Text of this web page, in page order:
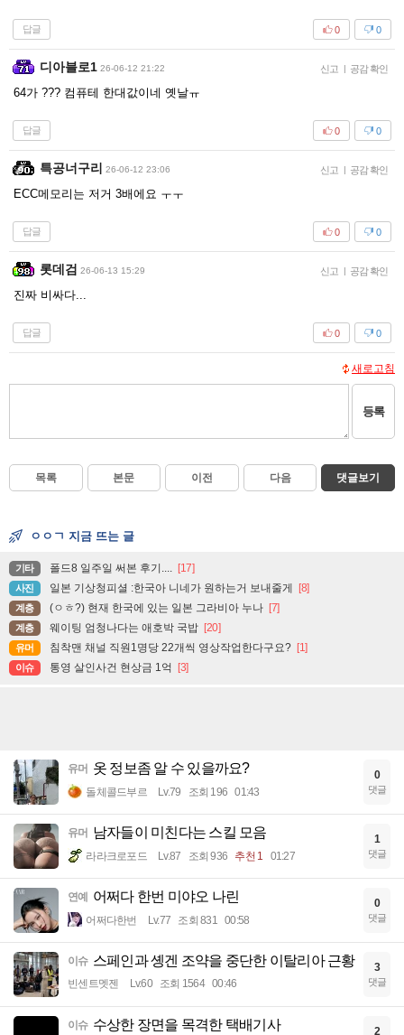
답글 0
0
디아블로1 26-06-12 21:22 신고 | 공감 확인
64가 ??? 컴퓨테 한대값이네 옛날ㅠ
답글 0
0
특공너구리 26-06-12 23:06 신고 | 공감 확인
ECC메모리는 저거 3배에요 ㅜㅜ
답글 0
0
롯데검 26-06-13 15:29 신고 | 공감 확인
진짜 비싸다...
답글 0
0
새로고침
등록
목록 본문 이전 다음 댓글보기
ㅇㅇㄱ 지금 뜨는 글
기타 폴드8 일주일 써본 후기.... [17]
사진 일본 기상청피셜 :한국아 니네가 원하는거 보내줄게 [8]
계층 (ㅇㅎ?) 현재 한국에 있는 일본 그라비아 누나 [7]
계층 웨이팅 엄청나다는 애호박 국밥 [20]
유머 침착맨 채널 직원1명당 22개씩 영상작업한다구요? [1]
이슈 통영 살인사건 현상금 1억 [3]
유머 옷 정보좀 알 수 있을까요?
돌체콜드부르 Lv.79 조회 196 01:43
0
댓글
유머 남자들이 미친다는 스킬 모음
라라크로포드 Lv.87 조회 936 추천 1 01:27
1
댓글
연예 어쩌다 한번 미야오 나린
어쩌다한번 Lv.77 조회 831 00:58
0
댓글
이슈 스페인과 솅겐 조약을 중단한 이탈리아 근황
빈센트멧젠 Lv.60 조회 1564 00:46
3
댓글
이슈 수상한 장면을 목격한 택배기사 2